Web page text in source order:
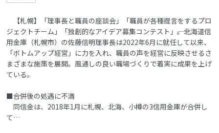
【札幌】「理事長と職員の座談会」「職員が各種提言をするプロ
ジェクトチーム」「独創的なアイデア募集コンテスト」――。北海道信
用金庫（札幌市）の佐藤信明理事長は2022年6月に就任して以来、
「ボトムアップ経営」に力を入れ、職員の声を経営に反映させるさ
まざまな施策を展開。風通しの良い職場づくりで着実に成果を上げ
ている。
■合併後の処遇に不満
同信金は、2018年1月に札幌、北海、小樽の3信用金庫が合併し
て…